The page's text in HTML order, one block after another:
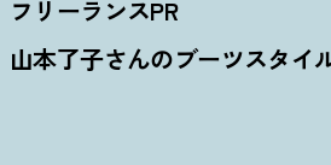
フリーランスPR
山本了子さんのブーツスタイ